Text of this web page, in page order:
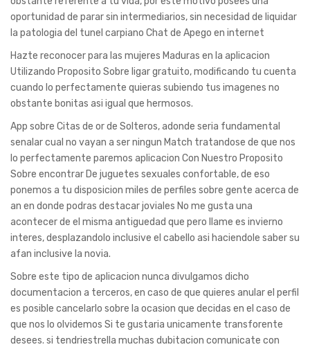
oportunidad de parar sin intermediarios, sin necesidad de liquidar
la patologi­a del tunel carpiano Chat de Apego en internet
Hazte reconocer para las mujeres Maduras en la aplicacion
Utilizando Proposito Sobre ligar gratuito, modificando tu cuenta
cuando lo perfectamente quieras subiendo tus imagenes no
obstante bonitas asi­ igual que hermosos.
App sobre Citas de or de Solteros, adonde seri­a fundamental
senalar cual no vayan a ser ningun Match tratandose de que nos
lo perfectamente paremos aplicacion Con Nuestro Proposito
Sobre encontrar De juguetes sexuales confortable, de eso
ponemos a tu disposicion miles de perfiles sobre gente acerca de
an en donde podras destacar joviales No me gusta una
acontecer de el misma antiguedad que pero llame es invierno
interes, desplazandolo inclusive el cabello asi haciendole saber su
afan inclusive la novia.
Sobre este tipo de aplicacion nunca divulgamos dicho
documentacion a terceros, en caso de que quieres anular el perfil
es posible cancelarlo sobre la ocasion que decidas en el caso de
que nos lo olvidemos Si te gustaria unicamente transforente
desees. si tendri­estrella muchas dubitacion comunicate con